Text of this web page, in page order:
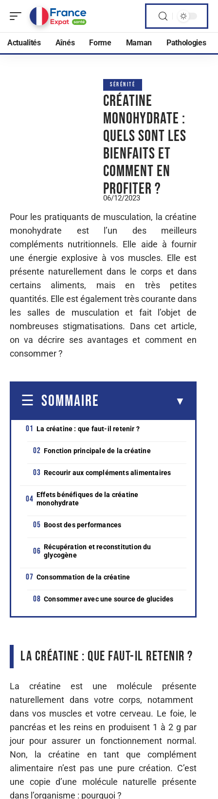
Actualités Aînés Forme Maman Pathologies
SÉRÉNITÉ
Créatine
monohydrate :
quels sont les
bienfaits et
comment en
profiter ?
06/12/2023
Pour les pratiquants de musculation, la créatine
monohydrate est l’un des meilleurs
compléments nutritionnels. Elle aide à fournir
une énergie explosive à vos muscles. Elle est
présente naturellement dans le corps et dans
certains aliments, mais en trèspetites
quantités. Elle estégalementtrèscourante dans
les salles de musculation et faitl’objet de
nombreuses stigmatisations. Dans cet article,
on va décrire ses avantages et comment en
consommer ?
SOMMAIRE
La créatine : que faut-il retenir ?
Fonction principale de la créatine
Recourir aux compléments alimentaires
Effets bénéfiques de la créatine
monohydrate
Boost des performances
Récupération et reconstitution du
glycogène
Consommation de la créatine
Consommer avec une source de glucides
La créatine : que faut-il retenir ?
La créatine est une molécule présente
naturellement dans votre corps, notamment
dans vos muscles et votre cerveau. Le foie, le
pancréas et les reins en produisent1 à 2 g par
jour pour assurer un fonctionnement normal.
Non, la créatine en tantque complément
alimentaire n’estpas une purecréation. C’est
une copie d’une molécule naturelle présente
dans l’organisme : pourquoi ?